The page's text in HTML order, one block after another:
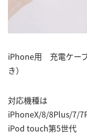
iPhone用 充電ケー
き）
対応機種は
iPhoneX/8/8Plus/7/
iPod touch第5世代